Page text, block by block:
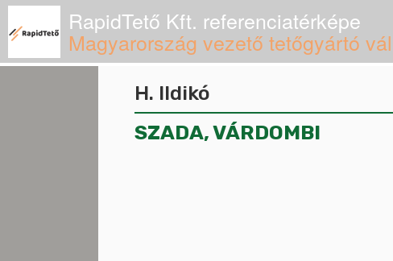
RapidTető Kft. referenciatérképe
Magyarország vezető tetőgyártó
H. Ildikó
SZADA, VÁRDOMBI